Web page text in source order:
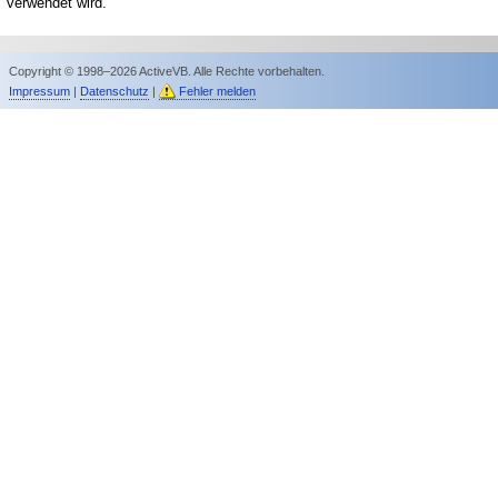
Copyright © 1998–2026 ActiveVB. Alle Rechte vorbehalten.
Impressum| Datenschutz | Fehler melden